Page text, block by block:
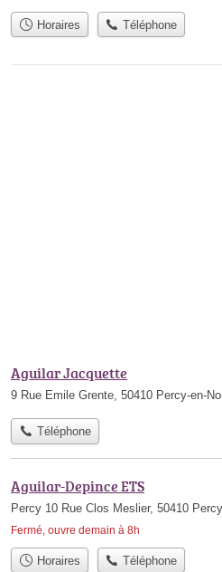
Horaires Téléphone
Aguilar Jacquette
9 Rue Emile Grente, 50410 Percy-en-
Téléphone
Aguilar-Depince ETS
Percy 10 Rue Clos Meslier, 50410
Fermé, ouvre demain à 8h
Horaires Téléphone